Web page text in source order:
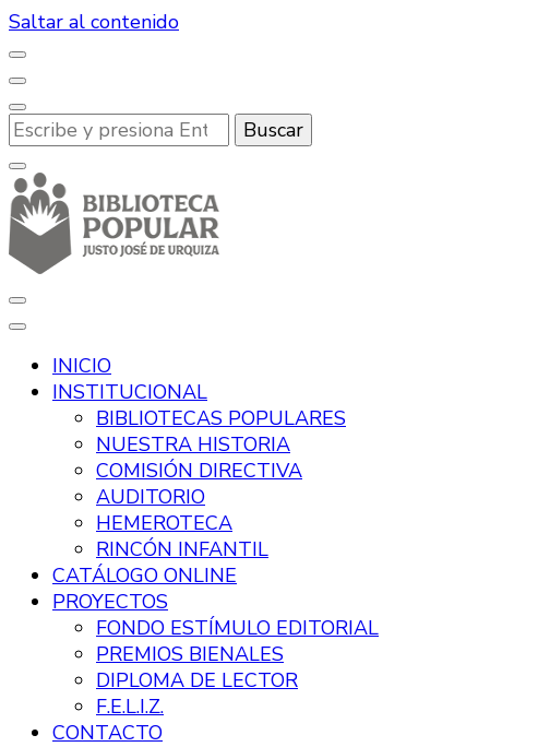
Saltar al contenido
¿Buscas
algo?
Biblioteca Popular Justo José de Urquiza
INICIO
INSTITUCIONAL
BIBLIOTECAS POPULARES
NUESTRA HISTORIA
COMISIÓN DIRECTIVA
AUDITORIO
HEMEROTECA
RINCÓN INFANTIL
CATÁLOGO ONLINE
PROYECTOS
FONDO ESTÍMULO EDITORIAL
PREMIOS BIENALES
DIPLOMA DE LECTOR
F.E.L.I.Z.
CONTACTO